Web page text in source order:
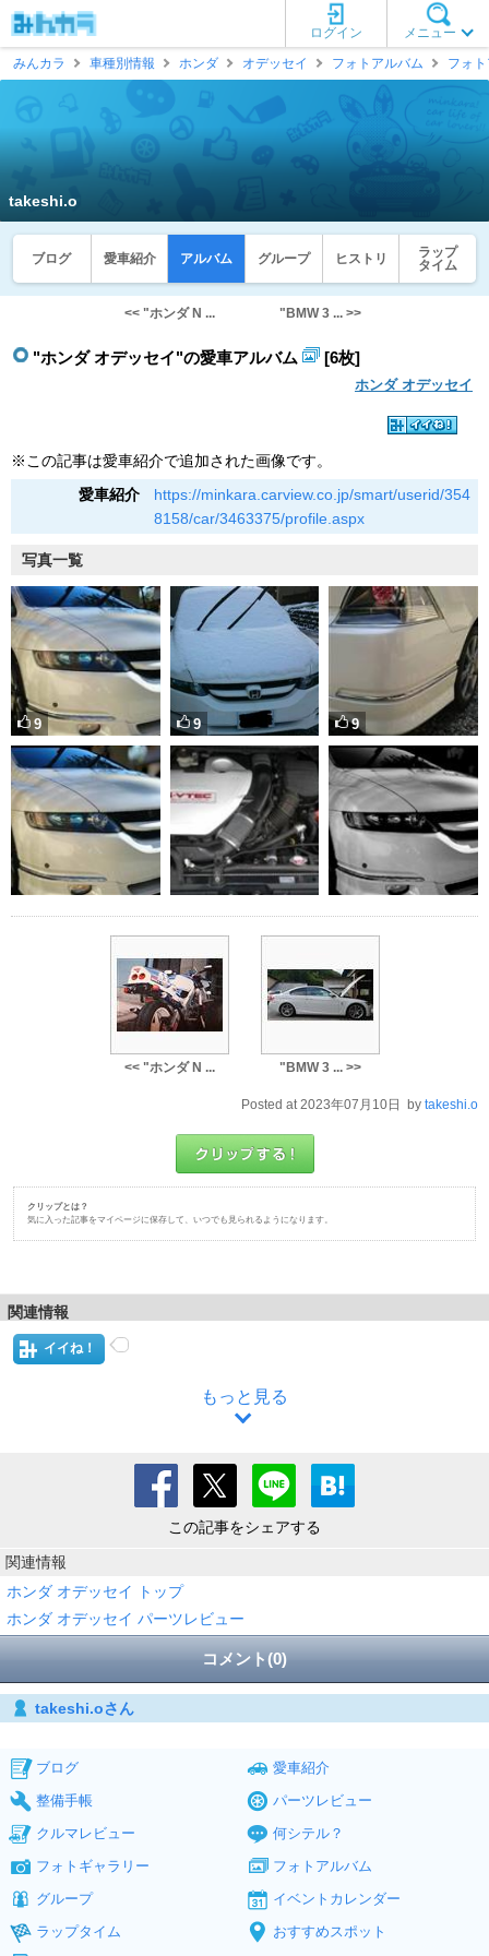
メニュー
ログイン
みんカラ
車種別情報 ホンダ オデッセイ フォトアルバム フォ
takeshi.o
ブログ 愛車紹介 アルバム グループ ヒストリ
ラップ
タイム
<< "ホンダ N ... "BMW 3 ... >>
"ホンダ オデッセイ"の愛車アルバム [6枚]
ホンダ オデッセイ
※この記事は愛車紹介で追加された画像です。
愛車紹介
https://minkara.carview.co.jp/smart/userid/354
8158/car/3463375/profile.aspx
写真一覧
9 9 9
<< "ホンダ N ... "BMW 3 ... >>
Posted at 2023年07月10日 by takeshi.o
クリップとは？
気に入った記事をマイページに保存して、いつでも見られるようになります。
関連情報
イイね！
もっと見る
この記事をシェアする
関連情報
ホンダ オデッセイ トップ
ホンダ オデッセイ パーツレビュー
コメント(0)
takeshi.oさん
ブログ
愛車紹介
整備手帳
パーツレビュー
クルマレビュー
何シテル？
フォトギャラリー
フォトアルバム
グループ
イベントカレンダー
ラップタイム
おすすめスポット